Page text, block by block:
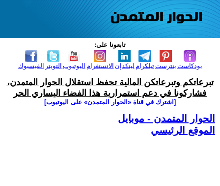
تابعونا على:
الفيسبوك التويتر اليوتيوب الانستغرام لينكدإن تيلكرامبنترست بودكاست
تبرعاتكم وتبرعاتكن المالية تحفظ استقلال الحوار المتمدن،
فشاركونا في دعم استمرارية هذا الفضاء اليساري الحر
[اشترك في قناة ‫«الحوار المتمدن» على اليوتيوب]
الحوار المتمدن - موبايل
الموقع الرئيسي